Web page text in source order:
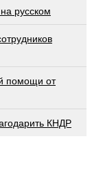
русском
помощи от
КНДР